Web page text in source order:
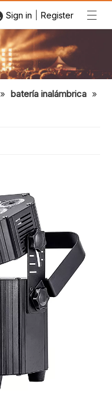
Sign in Register
» batería inalámbrica »